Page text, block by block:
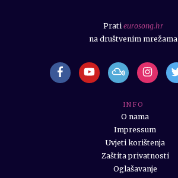
I N F O
O nama
Impressum
Uvjeti korištenja
Zaštita privatnosti
Oglašavanje
Prati eurosong.hr
na društvenim mrežama